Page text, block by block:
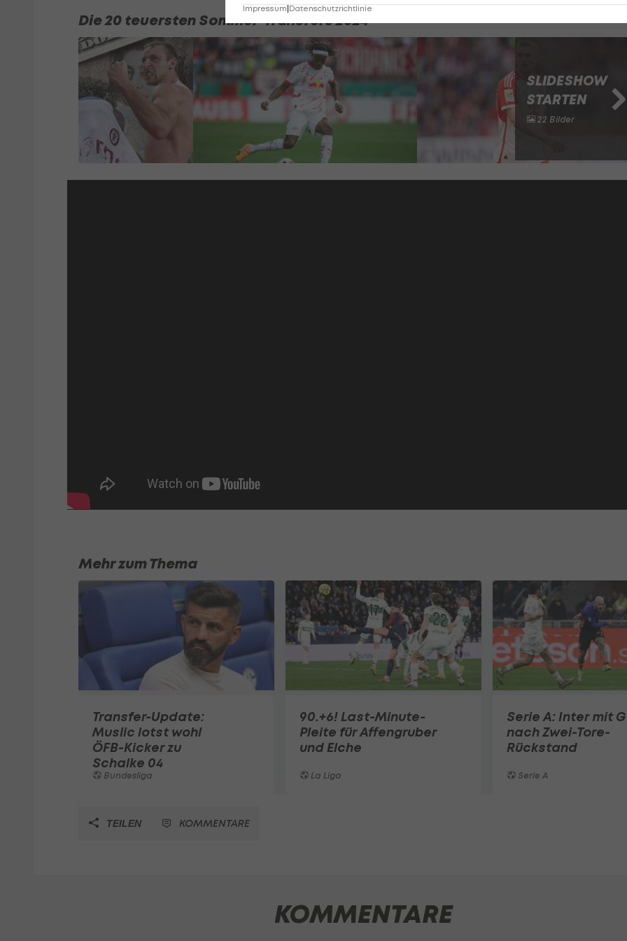
Die 20 teuersten Sommer-Transfers 2024
SLIDESHOW
STARTEN
22 Bilder
Mehr zum Thema
Transfer-Update:
Muslic lotst wohl
ÖFB-Kicker zu
Schalke 04
Bundesliga
90.+6! Last-Minute-
Pleite für Affengruber
und Elche
La Liga
Serie A: Inter mit
nach Zwei-Tore-
Rückstand
Serie A
TEILEN KOMMENTARE
KOMMENTARE
Impressum|Datenschutzrichtlinie